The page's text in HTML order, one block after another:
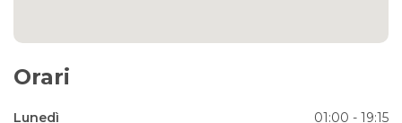
Orari
Lunedì 01:00 - 19:15